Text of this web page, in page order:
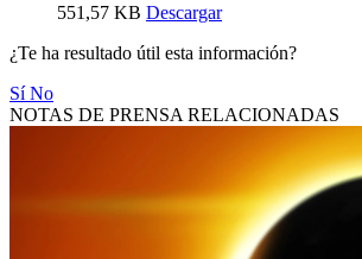
551,57 KB Descargar
¿Te ha resultado útil esta información?
SíNo
NOTAS DE PRENSA RELACIONADAS